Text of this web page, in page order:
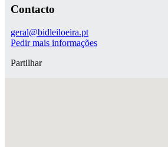
Contacto
geral@bidleiloeira.pt
Pedir mais informações
Partilhar